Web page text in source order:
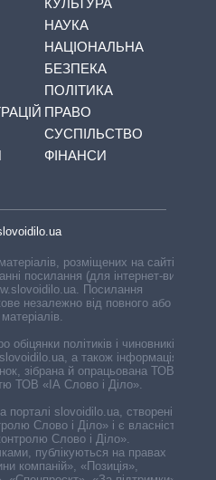
НАУКА
НАЦІОНАЛЬНА
БЕЗПЕКА
ПОЛІТИКА
ПРАВО
СУСПІЛЬСТВО
ФІНАНСИ
розміщених на сайті,
посилання (для інтернет-видань
Посилання
незалежно від повного або
політиків і чиновників,
а також інформація про
зібрана й опрацьована ТОВ «ІА
ТОВ «ІА Слово і Діло».
порталі slovoidilo.ua, створені ГО
Слово і Діло» і є власністю
Слово і Діло».
публікуються на правах
компаній», «Позиція»,